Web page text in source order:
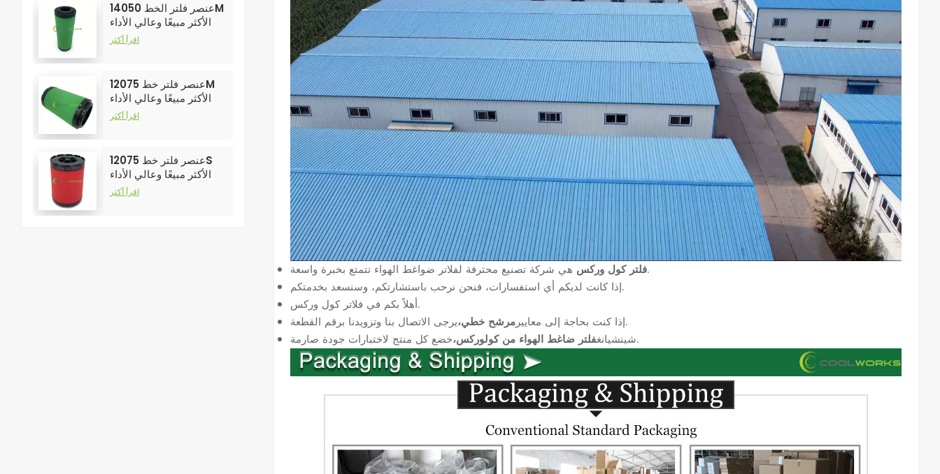
عنصر فلتر الخط 14050M
الأكثر مبيعًا وعالي الأداء
لفلاتر ضواغط الهواء
اقرأ أكثر
عنصر فلتر خط 12075M
الأكثر مبيعًا وعالي الأداء
لفلاتر ضواغط الهواء
اقرأ أكثر
عنصر فلتر خط 12075S
الأكثر مبيعًا وعالي الأداء
لفلاتر ضواغط الهواء
اقرأ أكثر
فلتر كول وركسهي شركة تصنيع محترفة لفلاتر ضواغط الهواء تتمتع بخبرة واسعة.
إذا كانت لديكم أي استفسارات، فنحن نرحب باستشارتكم، وسنسعد بخدمتكم.
أهلاً بكم في فلاتر كول وركس.
إذا كنت بحاجة إلى معاييرمرشح خطي،
يرجى الاتصال بنا وتزويدنا برقم القطعة.
شينشيانغفلتر ضاغط الهواء من كولوركس، خضع كل منتج لاختبارات جودة صارمة.